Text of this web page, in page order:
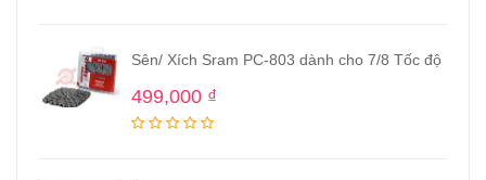
Sên/ Xích Sram PC-803 dành cho 7/8 Tốc độ
499,000 ₫